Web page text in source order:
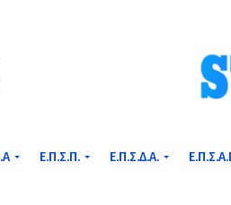
Ε.Π.Σ.Π. Ε.Π.Σ.Δ.Α.